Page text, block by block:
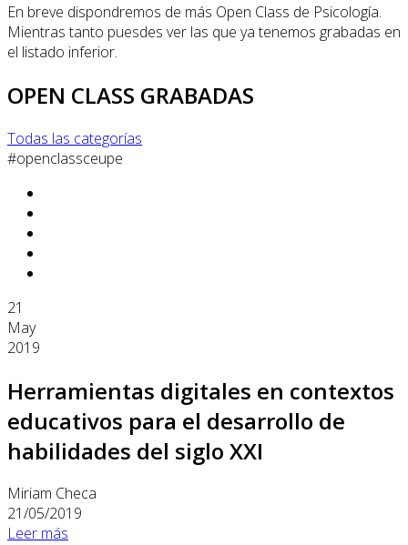
En breve dispondremos de más Open Class de Psicología.
Mientras tanto puesdes ver las que ya tenemos grabadas en
el listado inferior.
OPEN CLASS GRABADAS
Todas las categorías
#openclassceupe
21
May
2019
Herramientas digitales en contextos
educativos para el desarrollo de
habilidades del siglo XXI
Miriam Checa
21/05/2019
Leer más